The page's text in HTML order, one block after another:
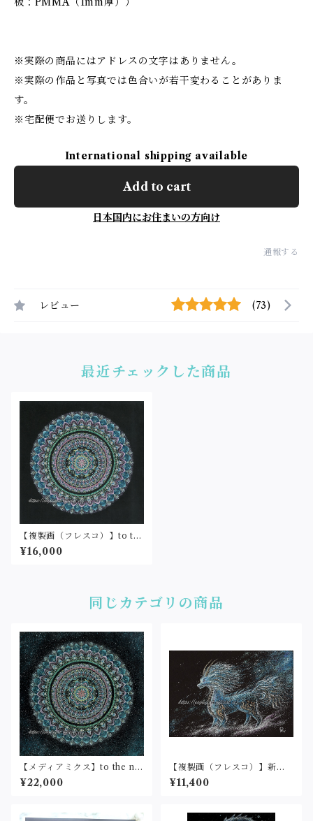
※実際の商品にはアドレスの文字はありません。
※実際の作品と写真では色合いが若干変わることがありま
す。
※宅配便でお送りします。
International shipping available
Add to cart
日本国内にお住まいの方向け
通報する
レビュー (73)
最近チェックした商品
【複製画（フレスコ）】to th
e new world①(25cm角)
¥16,000
同じカテゴリの商品
【メディアミクス】to the ne
w world②(25cm角)
¥22,000
【複製画（フレスコ）】新た
なる世界へ（2L判サイズ）
¥11,400